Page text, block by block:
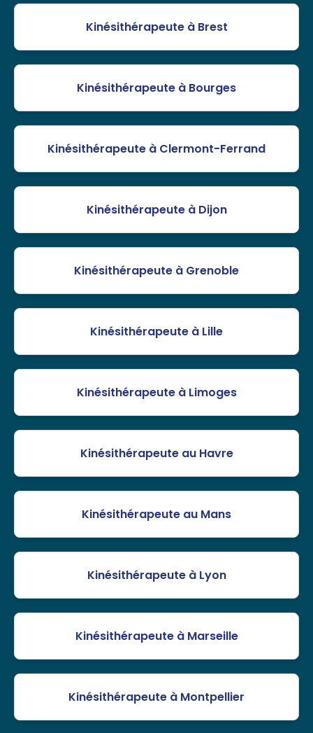
Kinésithérapeute à Brest
Kinésithérapeute à Bourges
Kinésithérapeute à Clermont-Ferrand
Kinésithérapeute à Dijon
Kinésithérapeute à Grenoble
Kinésithérapeute à Lille
Kinésithérapeute à Limoges
Kinésithérapeute au Havre
Kinésithérapeute au Mans
Kinésithérapeute à Lyon
Kinésithérapeute à Marseille
Kinésithérapeute à Montpellier